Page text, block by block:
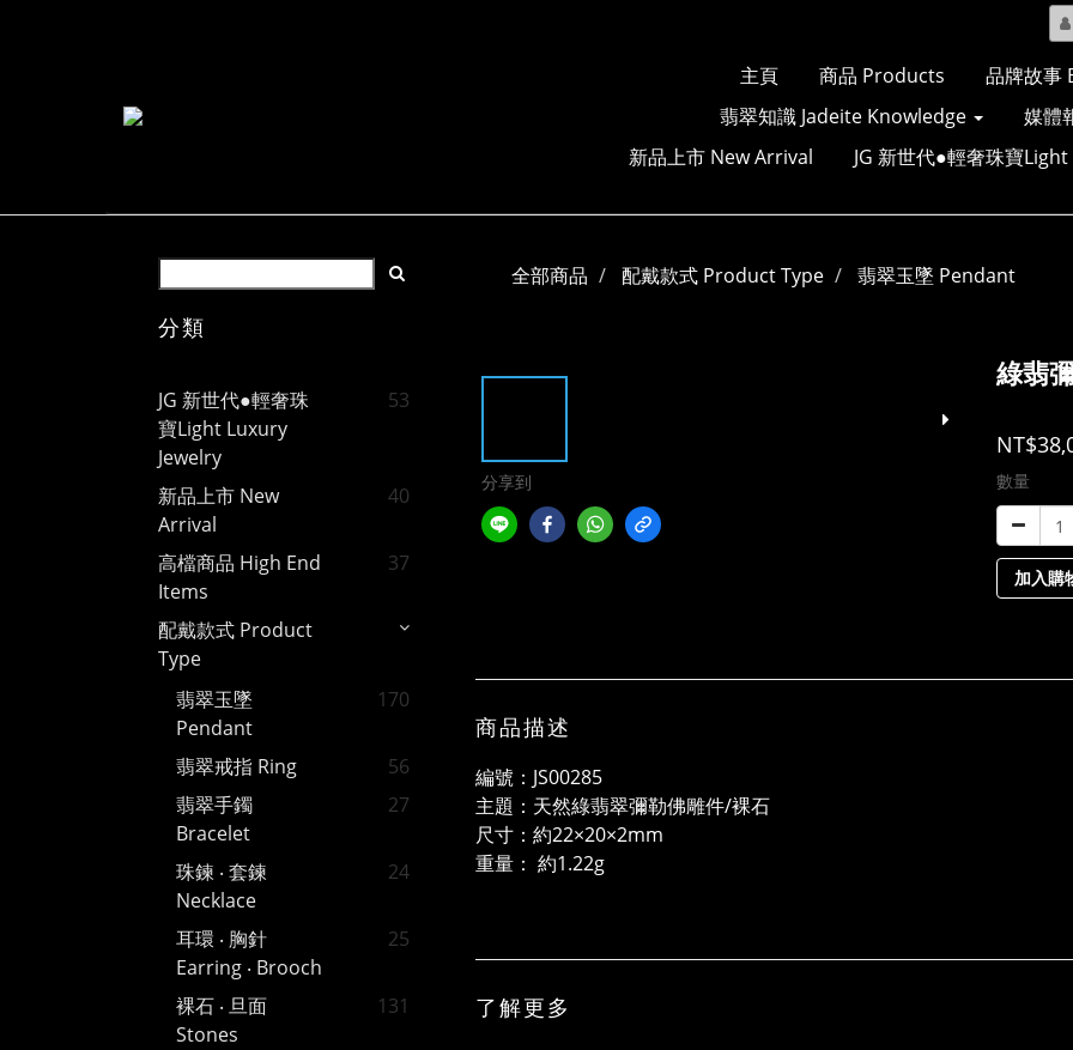
主頁 商品 Products
品牌故事
翡翠知識 Jadeite Knowledge
媒體
新品上市 New Arrival
JG 新世代●輕奢珠寶
分類
JG 新世代●輕奢珠
寶Light Luxury
Jewelry
53
新品上市 New
Arrival
40
高檔商品 High End
Items
37
配戴款式 Product
Type
翡翠玉墜
Pendant
170
翡翠戒指 Ring
56
翡翠手鐲
Bracelet
27
珠鍊 ‧ 套鍊
Necklace
24
耳環 ‧ 胸針
Earring ‧ Brooch
25
裸石 ‧ 旦面
Stones
131
全部商品 配戴款式 Product Type 翡翠玉墜 Pendant
分享到
綠翡
數量
加入購
商品描述
編號：JS00285
主題：天然綠翡翠彌勒佛雕件/裸石
尺寸：約22×20×2mm
重量： 約1.22g
了解更多